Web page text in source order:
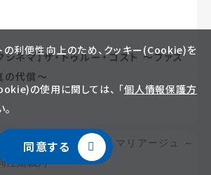
ネマ】ザ・トゥルー・コスト ～ファス
の代償～
の利便性向上のため、クッキー(Cookie)を
の使用に関しては、 「個人情報保護方
同意する